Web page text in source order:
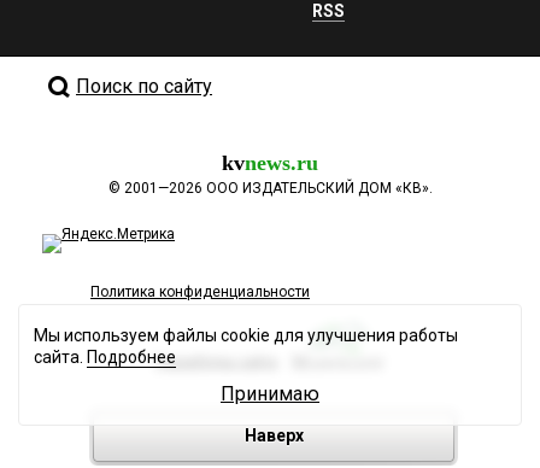
RSS
Поиск по сайту
kvnews.ru
© 2001—2026 ООО ИЗДАТЕЛЬСКИЙ ДОМ «КВ».
Политика конфиденциальности
Разработка сайта
Наверх
Мы используем файлы cookie для улучшения работы
сайта. Подробнее
Принимаю